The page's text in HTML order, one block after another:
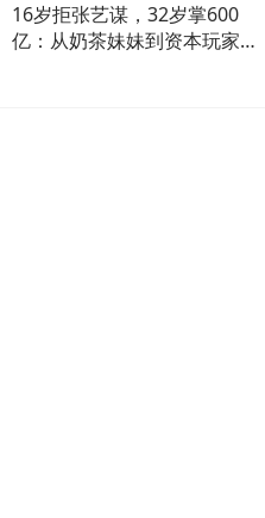
16岁拒张艺谋，32岁掌600
亿：从奶茶妹妹到资本玩家：